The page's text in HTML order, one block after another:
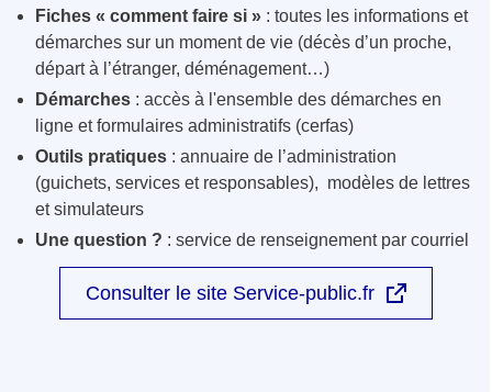
Fiches « comment faire si » : toutes les informations et
démarches sur un moment de vie (décès d’un proche,
départ à l’étranger, déménagement…)
Démarches : accès à l'ensemble des démarches en
ligne et formulaires administratifs (cerfas)
Outils pratiques : annuaire de l’administration
(guichets, services et responsables), modèles de lettres
et simulateurs
Une question ? : service de renseignement par courriel
Consulter le site Service-public.fr